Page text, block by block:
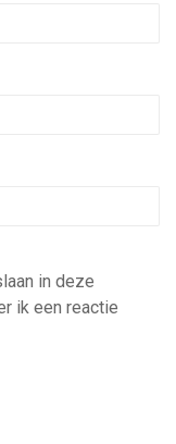
in deze
ik een reactie